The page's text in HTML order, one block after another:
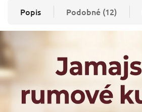
Popis Podobné (12)